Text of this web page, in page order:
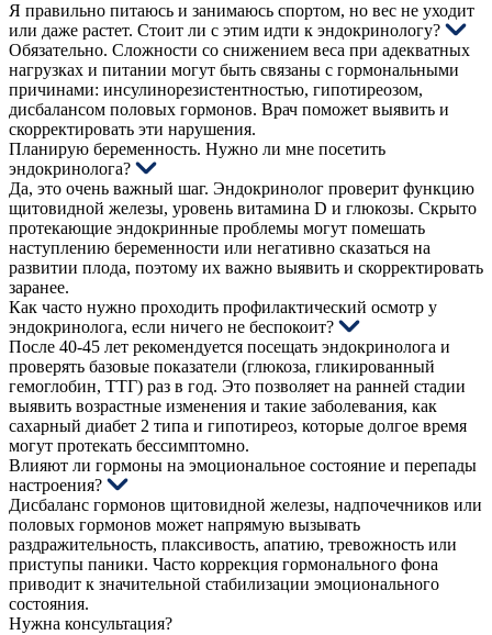
Я правильно питаюсь и занимаюсь спортом, но вес не уходит
или даже растет. Стоит ли с этим идти к эндокринологу?
Обязательно. Сложности со снижением веса при адекватных
нагрузках и питании могут быть связаны с гормональными
причинами: инсулинорезистентностью, гипотиреозом,
дисбалансом половых гормонов. Врач поможет выявить и
скорректировать эти нарушения.
Планирую беременность. Нужно ли мне посетить
эндокринолога?
Да, это очень важный шаг. Эндокринолог проверит функцию
щитовидной железы, уровень витамина D и глюкозы. Скрыто
протекающие эндокринные проблемы могут помешать
наступлению беременности или негативно сказаться на
развитии плода, поэтому их важно выявить и скорректировать
заранее.
Как часто нужно проходить профилактический осмотр у
эндокринолога, если ничего не беспокоит?
После 40-45 лет рекомендуется посещать эндокринолога и
проверять базовые показатели (глюкоза, гликированный
гемоглобин, ТТГ) раз в год. Это позволяет на ранней стадии
выявить возрастные изменения и такие заболевания, как
сахарный диабет 2 типа и гипотиреоз, которые долгое время
могут протекать бессимптомно.
Влияют ли гормоны на эмоциональное состояние и перепады
настроения?
Дисбаланс гормонов щитовидной железы, надпочечников или
половых гормонов может напрямую вызывать
раздражительность, плаксивость, апатию, тревожность или
приступы паники. Часто коррекция гормонального фона
приводит к значительной стабилизации эмоционального
состояния.
Нужна консультация?